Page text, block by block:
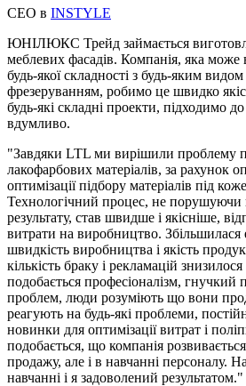
СЕО в INSTYLE
ЮНІЛЮКС Трейд займається
меблевих фасадів. Компанія, яка може
будь-якої складності з будь-яким
фрезеруванням, робимо це швидко
будь-які складні проекти, підходимо
вдумливо.
"Завдяки LTL ми вирішили проблему
лакофарбових матеріалів, за рахунок
оптимізації підбору матеріалів під
Технологічний процес, не порушуючи
результату, став швидше і якісніше,
витрати на виробництво. Збільшилася
швидкість виробництва і якість
кількість браку і рекламацій
подобається професіоналізм, гнучкий
проблем, люди розуміють що вони
реагують на будь-які проблеми,
новинки для оптимізації витрат і
подобається, що компанія
продажу, але і в навчанні персоналу.
навчанні і я задоволений результатом."